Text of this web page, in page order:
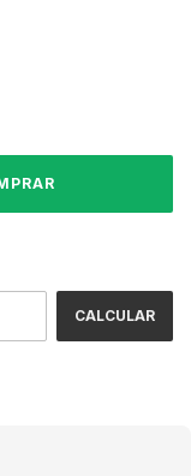
CALCULAR